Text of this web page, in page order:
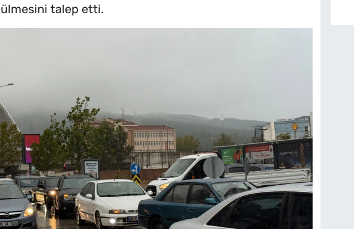
talep etti.